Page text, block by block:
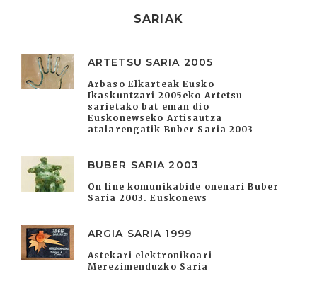
SARIAK
ARTETSU SARIA 2005
Arbaso Elkarteak Eusko
Ikaskuntzari 2005eko Artetsu
sarietako bat eman dio
Euskonewseko Artisautza
atalarengatik Buber Saria 2003
BUBER SARIA 2003
On line komunikabide onenari Buber
Saria 2003. Euskonews
ARGIA SARIA 1999
Astekari elektronikoari
Merezimenduzko Saria